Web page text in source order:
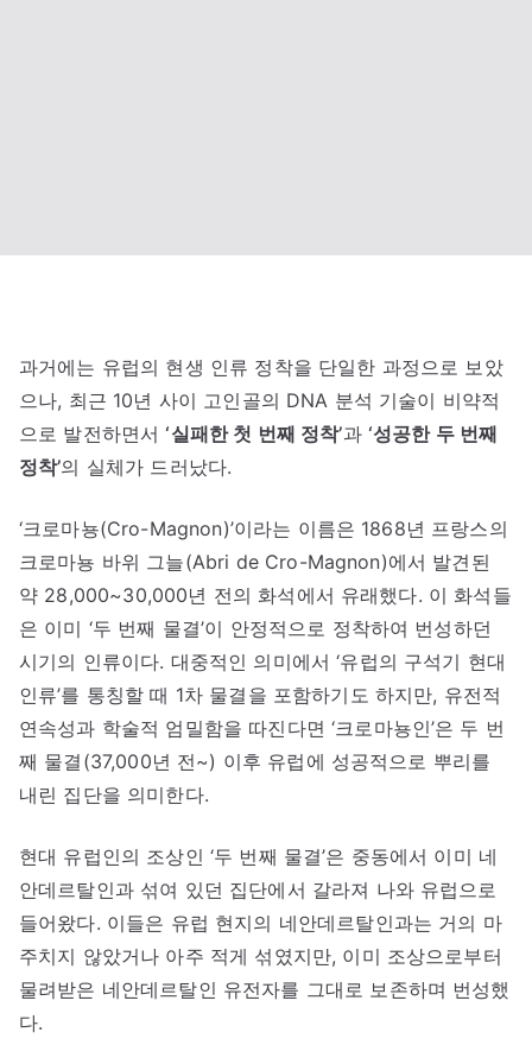
과거에는 유럽의 현생 인류 정착을 단일한 과정으로 보았
으나, 최근 10년 사이 고인골의 DNA 분석 기술이 비약적
으로 발전하면서‘실패한 첫 번째 정착’과 ‘성공한 두 번째
정착’의 실체가 드러났다.
‘크로마뇽(Cro-Magnon)’이라는 이름은 1868년 프랑스의
크로마뇽 바위 그늘(Abri de Cro-Magnon)에서 발견된
약 28,000~30,000년 전의 화석에서 유래했다. 이 화석들
은 이미 ‘두 번째 물결’이 안정적으로 정착하여 번성하던
시기의 인류이다. 대중적인 의미에서 ‘유럽의 구석기 현대
인류’를 통칭할 때 1차 물결을 포함하기도 하지만, 유전적
연속성과 학술적 엄밀함을 따진다면 ‘크로마뇽인’은 두 번
째 물결(37,000년 전~) 이후 유럽에 성공적으로 뿌리를
내린 집단을 의미한다.
현대 유럽인의 조상인 ‘두 번째 물결’은 중동에서 이미 네
안데르탈인과 섞여 있던 집단에서 갈라져 나와 유럽으로
들어왔다. 이들은 유럽 현지의 네안데르탈인과는 거의 마
주치지 않았거나 아주 적게 섞였지만, 이미 조상으로부터
물려받은 네안데르탈인 유전자를 그대로 보존하며 번성했
다.